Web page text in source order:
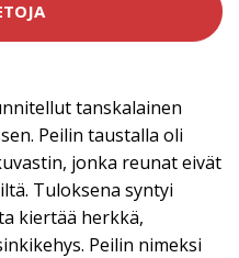
tanskalainen
Peilin taustalla oli
jonka reunat eivät
Tuloksena syntyi
kiertää herkkä,
Peilin nimeksi